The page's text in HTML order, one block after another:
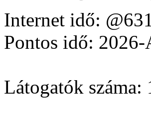
Internet idő: @631
Pontos idő:
Látogatók száma: